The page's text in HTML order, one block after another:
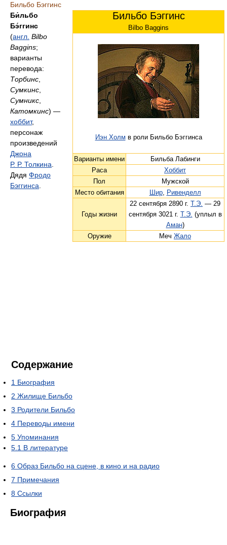
Бильбо Бэггинс
Бильбо Бэггинс
Bilbo Baggins
Иэн Холм в роли Бильбо Бэггинса
Варианты имени
Бильба Лабинги
Раса
Хоббит
Пол
Мужской
Место обитания
Шир, Ривенделл
Годы жизни
22 сентября 2890 г. Т.Э. — 29
сентября 3021 г. Т.Э. (уплыл в
Аман)
Оружие
Меч Жало
Би́льбо
Бэ́ггинс
(англ. Bilbo
Baggins;
варианты
перевода:
Торбинс
Сумкинс
Сумникс
Катомкинс) —
хоббит,
персонаж
произведений
Джона
Р. Р. Толкина
Дядя Фродо
Бэггинса
Содержание
1 Биография
2 Жилище Бильбо
3 Родители Бильбо
4 Переводы имени
5 Упоминания
5.1 В литературе
6 Образ Бильбо на сцене, в кино и на радио
7 Примечания
8 Ссылки
Биография